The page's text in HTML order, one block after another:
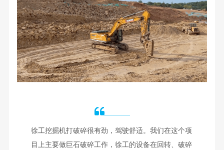
徐工挖掘机打破碎很有劲，驾驶舒适。我们在这个项
目上主要做巨石破碎工作，徐工的设备在回转、破碎